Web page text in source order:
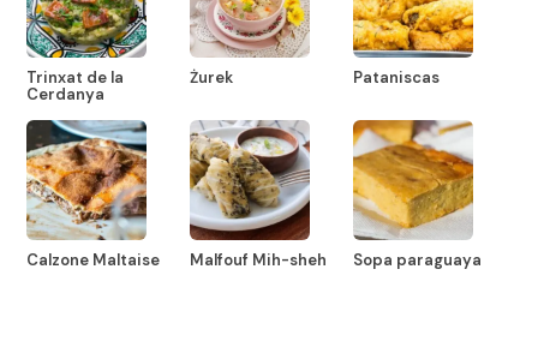
Trinxat de la
Cerdanya
Żurek Pataniscas
Calzone Maltaise Malfouf Mih-sheh Sopa paraguaya